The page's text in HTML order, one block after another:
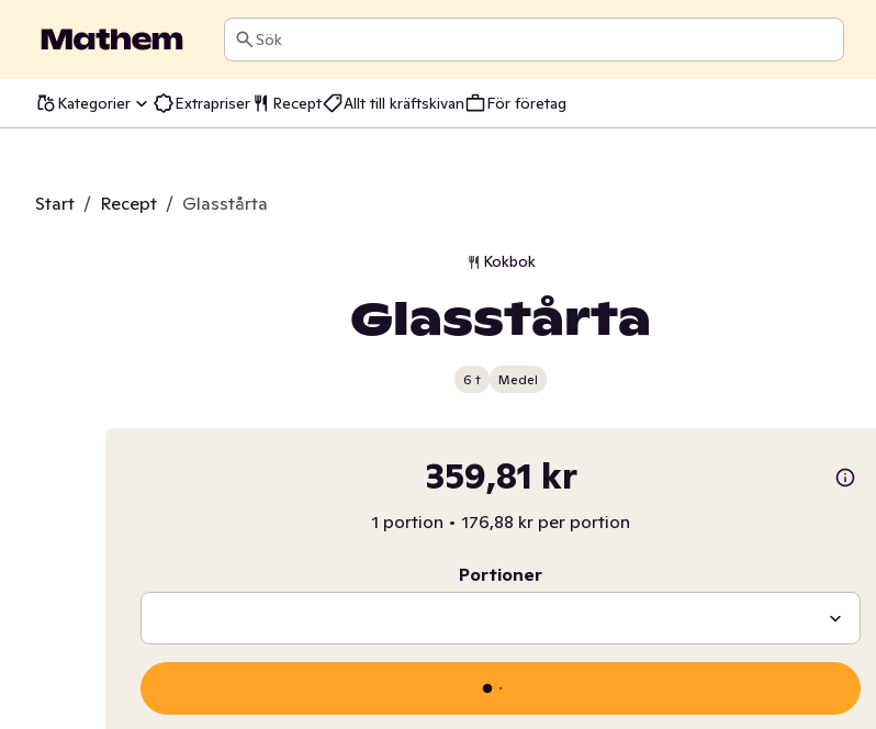
Sök
Kategorier Extrapriser Recept Allt till kräftskivan För företag
Start / Recept / Glasstårta
Kokbok
Glasstårta
6 t Medel
359,81 kr
1 portion • 176,88 kr per portion
Portioner